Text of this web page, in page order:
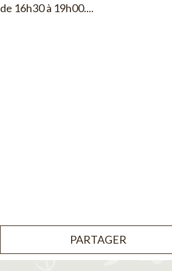
de 16h30 à 19h00....
PARTAGER